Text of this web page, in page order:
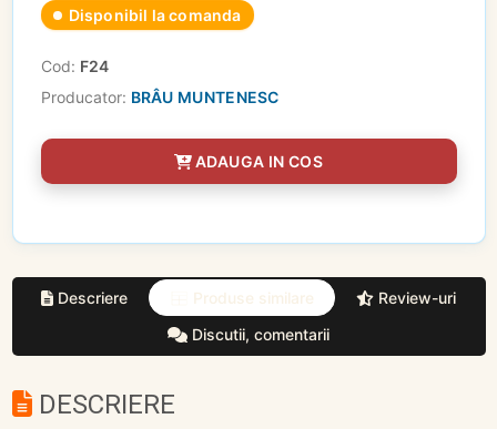
Disponibil la comanda
Cod: F24
Producator: BRÂU MUNTENESC
ADAUGA IN COS
Descriere Produse similare
Review-uri
Discutii, comentarii
DESCRIERE